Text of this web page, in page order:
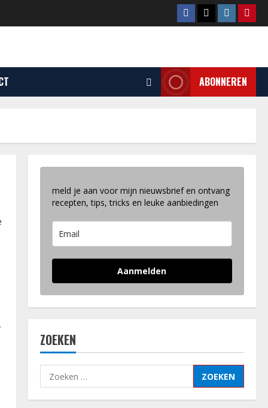
Facebook
TiktokInstagram
ABONNEREN
meld je aan voor mijn nieuwsbrief en ontvang
recepten, tips, tricks en leuke aanbiedingen
Aanmelden
ZOEKEN
Zoeken
naar: